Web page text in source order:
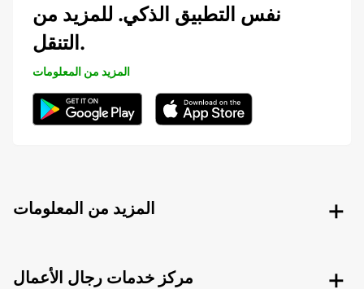
نفس التطبيق الذكي. للمزيد من
التنقل.
المزيد من المعلومات
المزيد من المعلومات
مركز خدمات رجال الأعمال